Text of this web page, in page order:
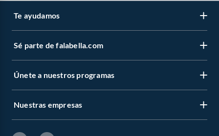
Te ayudamos
Sé parte de falabella.com
Únete a nuestros programas
Nuestras empresas